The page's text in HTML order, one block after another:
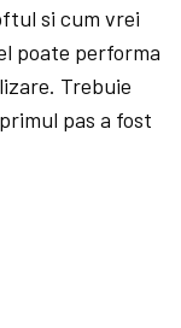
si cum vrei
poate performa
Trebuie
pas a fost